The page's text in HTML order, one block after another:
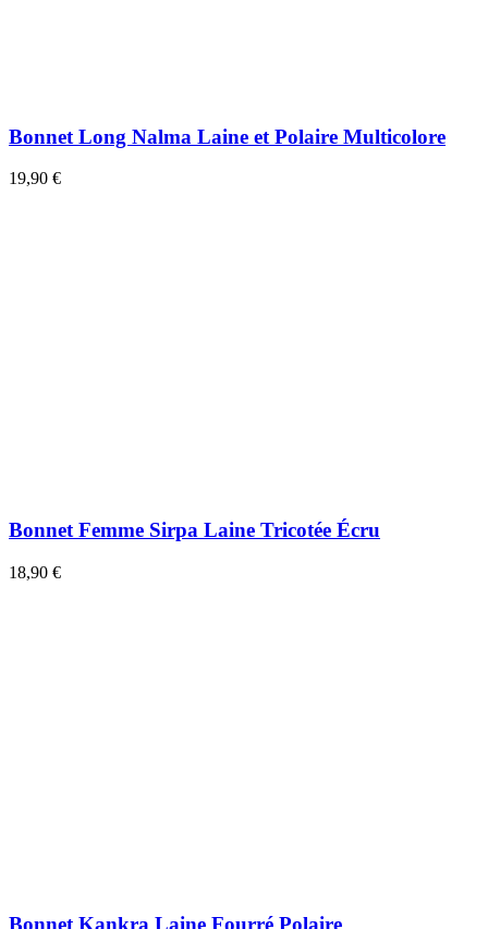
Bonnet Long Nalma Laine et Polaire Multicolore
19,90 €
Bonnet Femme Sirpa Laine Tricotée Écru
18,90 €
Bonnet Kankra Laine Fourré Polaire